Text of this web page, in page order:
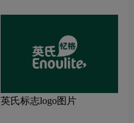
英氏标志logo图片